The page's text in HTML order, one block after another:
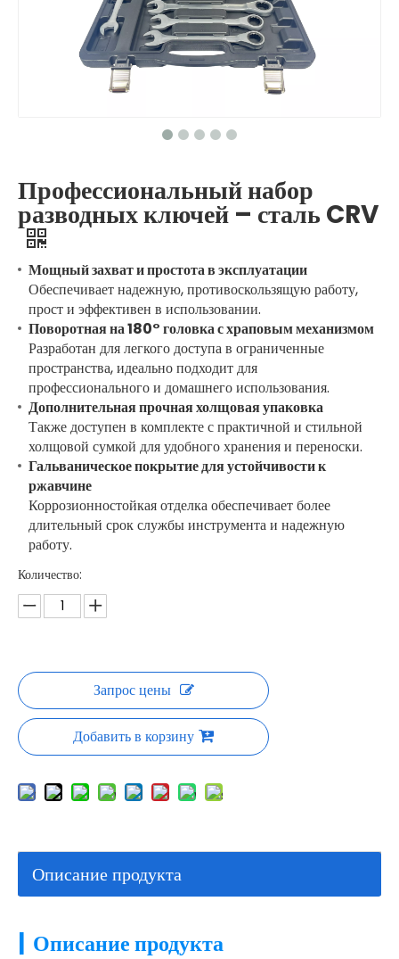
Профессиональный набор
разводных ключей – сталь CRV
Мощный захват и простота в эксплуатации
Обеспечивает надежную, противоскользящую работу,
прост и эффективен в использовании.
Поворотная на 180° головка с храповым механизмом
Разработан для легкого доступа в ограниченные
пространства, идеально подходит для
профессионального и домашнего использования.
Дополнительная прочная холщовая упаковка
Также доступен в комплекте с практичной и стильной
холщовой сумкой для удобного хранения и переноски.
Гальваническое покрытие для устойчивости к
ржавчине
Коррозионностойкая отделка обеспечивает более
длительный срок службы инструмента и надежную
работу.
Количество:
Запрос цены
Добавить в корзину
Описание продукта
Описание продукта